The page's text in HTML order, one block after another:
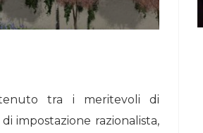
tra i meritevoli di
impostazione razionalista,